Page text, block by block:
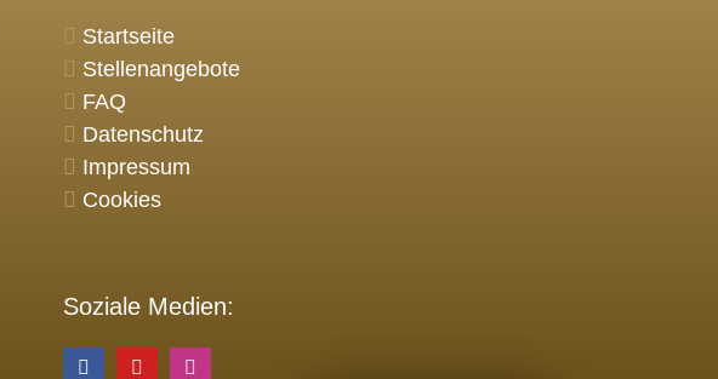
Startseite
Stellenangebote
FAQ
Datenschutz
Impressum
Cookies
Soziale Medien: